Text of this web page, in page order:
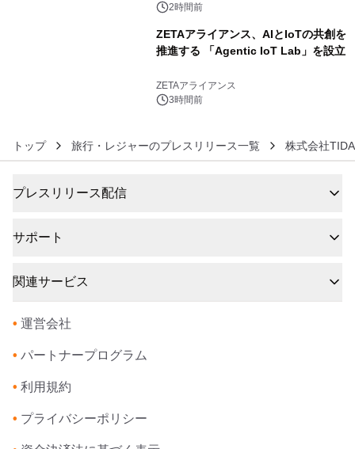
2時間前
ZETAアライアンス、AIとIoTの共創を
推進する 「Agentic IoT Lab」を設立
ZETAアライアンス
3時間前
トップ 旅行・レジャーのプレスリリース一覧 株式会社
プレスリリース配信
サポート
関連サービス
• 運営会社
• パートナープログラム
• 利用規約
• プライバシーポリシー